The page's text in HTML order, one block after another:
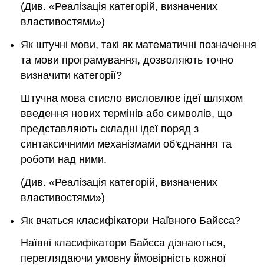
(Див. «Реалізація категорій, визначених
властивостями»)
Як штучні мови, такі як математичні позначення
та мови програмування, дозволяють точно
визначити категорії?
Штучна мова стисло висловлює ідеї шляхом
введення нових термінів або символів, що
представляють складні ідеї поряд з
синтаксичними механізмами об'єднання та
роботи над ними.
(Див. «Реалізація категорій, визначених
властивостями»)
Як вчаться класифікатори Наївного Байєса?
Наївні класифікатори Байєса дізнаються,
переглядаючи умовну ймовірність кожної